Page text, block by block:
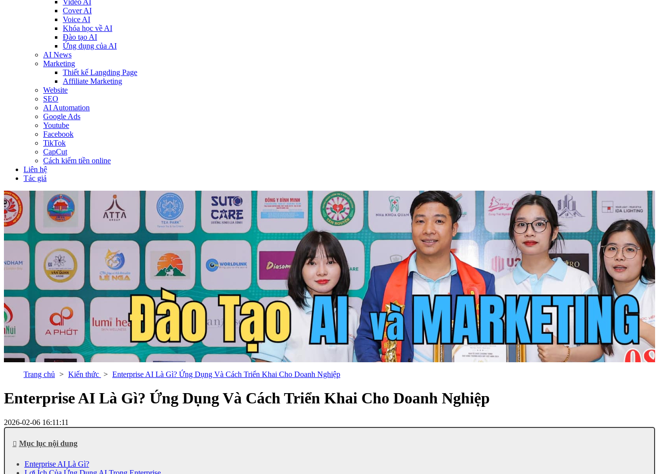
Video AI
Cover AI
Voice AI
Khóa học về AI
Đào tạo AI
Ứng dụng của AI
AI News
Marketing
Thiết kế Langding Page
Affiliate Marketing
Website
SEO
AI Automation
Google Ads
Youtube
Facebook
TikTok
CapCut
Cách kiếm tiền online
Liên hệ
Tác giả
Trang chủ Kiến thức Enterprise AI Là Gì? Ứng Dụng Và Cách Triển Khai Cho Doanh Nghiệp
Enterprise AI Là Gì? Ứng Dụng Và Cách Triển Khai Cho Doanh Nghiệp
2026-02-06 16:11:11
Mục lục nội dung
Enterprise AI Là Gì?